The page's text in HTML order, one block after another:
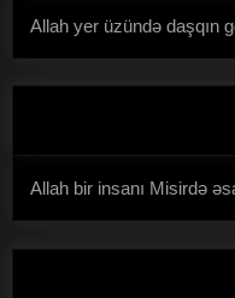
Allah yer üzündə daşqın
Allah bir insanı Misirdə